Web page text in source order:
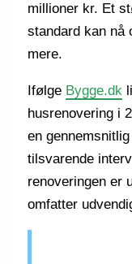
millioner kr. Et
standard kan nå
mere.
Ifølge Bygge.dk
husrenovering i
en
tilsvarende
renoveringen er
omfatter